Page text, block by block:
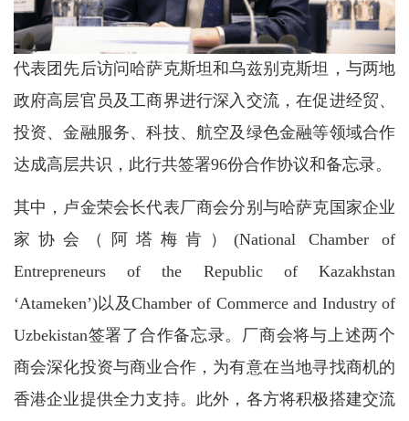
代表团先后访问哈萨克斯坦和乌兹别克斯坦，与两地
政府高层官员及工商界进行深入交流，在促进经贸、
投资、金融服务、科技、航空及绿色金融等领域合作
达成高层共识，此行共签署96份合作协议和备忘录。
其中，卢金荣会长代表厂商会分别与哈萨克国家企业
家协会（阿塔梅肯）(National Chamber of
Entrepreneurs of the Republic of Kazakhstan
‘Atameken’)以及Chamber of Commerce and Industry of
Uzbekistan签署了合作备忘录。厂商会将与上述两个
商会深化投资与商业合作，为有意在当地寻找商机的
香港企业提供全力支持。此外，各方将积极搭建交流